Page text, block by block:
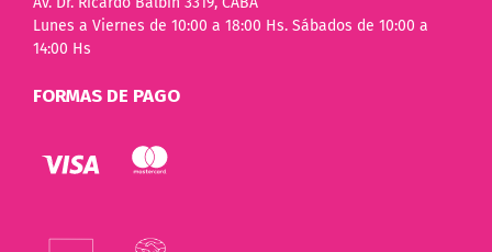
Lunes a Viernes de 10:00 a 18:00 Hs. Sábados de 10:00 a
14:00 Hs
FORMAS DE PAGO